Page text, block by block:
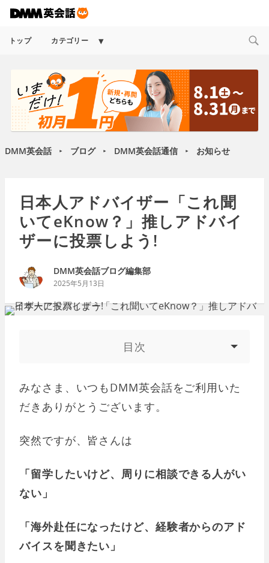
トップ カテゴリー
Expand
DMM英会話 ► ブログ ► DMM英会話通信 ► お知らせ
日本人アドバイザー「これ聞
いてeKnow？」推しアドバイ
ザーに投票しよう!
DMM英会話ブログ編集部
2025年5月13日
目次
みなさま、いつもDMM英会話をご利用いた
だきありがとうございます。
突然ですが、皆さんは
「留学したいけど、周りに相談できる人がい
ない」
「海外赴任になったけど、経験者からのアド
バイスを聞きたい」